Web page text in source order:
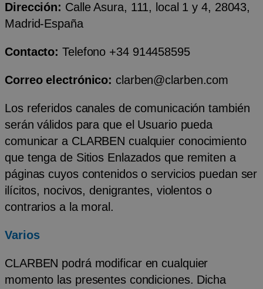
Dirección: Calle Asura, 111, local 1 y 4, 28043,
Madrid-España
Contacto: Telefono +34 914458595
Correo electrónico: clarben@clarben.com
Los referidos canales de comunicación también
serán válidos para que el Usuario pueda
comunicar a CLARBEN cualquier conocimiento
que tenga de Sitios Enlazados que remiten a
páginas cuyos contenidos o servicios puedan ser
ilícitos, nocivos, denigrantes, violentos o
contrarios a la moral.
Varios
CLARBEN podrá modificar en cualquier
momento las presentes condiciones. Dicha